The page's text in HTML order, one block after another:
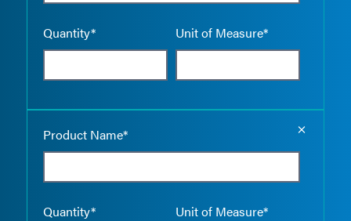
Quantity* Unit of Measure*
Product Name*
Quantity* Unit of Measure*